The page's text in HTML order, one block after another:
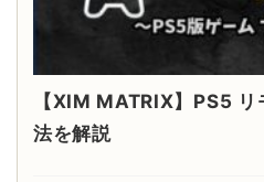
【XIM MATRIX】PS5
法を解説